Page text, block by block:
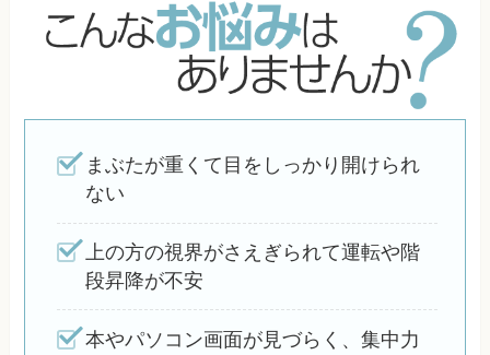
まぶたが重くて目をしっかり開けられ
ない
上の方の視界がさえぎられて運転や階
段昇降が不安
本やパソコン画面が見づらく、集中力